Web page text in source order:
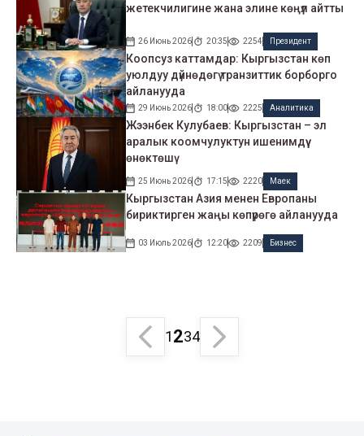
жетекчилигине жана элине көңүл айтты
26 Июнь 2026 20:35 2254 Президент
Коопсуз каттамдар: Кыргызстан көп
уюлдуу дүйнөдөгү транзиттик борборго
айланууда
29 Июнь 2026 18:00 2225 Аналитика
Жээнбек Кулубаев: Кыргызстан – эл
аралык коомчулуктун ишенимдүү
өнөктөшү
25 Июнь 2026 17:15 2220 Маек
Кыргызстан Азия менен Европаны
бириктирген жаңы көпүрөгө айланууда
03 Июль 2026 12:20 2209 Бизнес
1234